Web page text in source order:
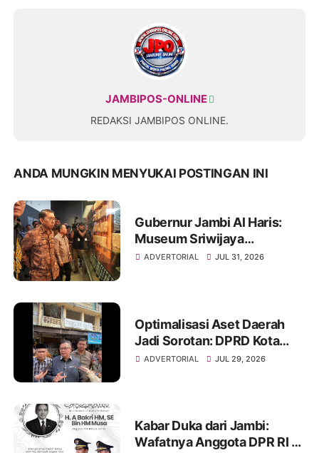
JAMBIPOS-ONLINE
REDAKSI JAMBIPOS ONLINE.
ANDA MUNGKIN MENYUKAI POSTINGAN INI
Gubernur Jambi Al Haris:
Museum Sriwijaya
Dharmakirti Rekam Jejak
ADVERTORIAL JUL 31, 2026
Optimalisasi Aset Daerah
Jadi Sorotan: DPRD Kota
Jambi Temukan Banyak
ADVERTORIAL JUL 29, 2026
Kabar Duka dari Jambi:
Wafatnya Anggota DPR RI H.